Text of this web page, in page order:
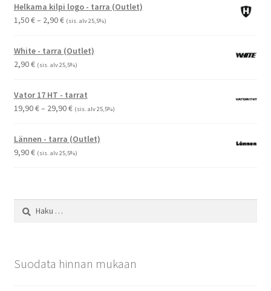
Helkama kilpi logo - tarra (Outlet)
1,50€– 2,90€Hintaluokka:
-
2,90 €
(sis. alv 25,5%)
White - tarra (Outlet)
2,90€ (sis. alv 25,5%)
Vator 17 HT - tarrat
19,90€– 29,90€Hintaluokka:
-
29,90 €
(sis. alv 25,5%)
Lännen - tarra (Outlet)
9,90€ (sis. alv 25,5%)
Suodata hinnan mukaan